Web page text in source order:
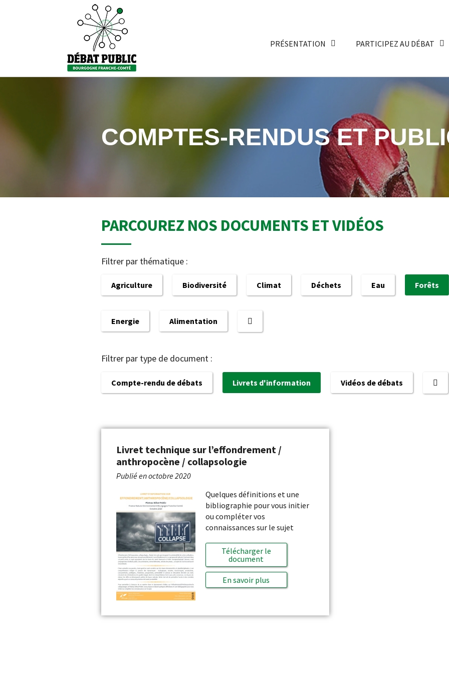
PRÉSENTATION PARTICIPEZ AU DÉBAT
COMPTES-RENDUS ET
PARCOUREZ NOS DOCUMENTS ET VIDÉOS
Filtrer par thématique :
Agriculture Biodiversité Climat Déchets Eau Forêts
Energie Alimentation
Filtrer par type de document :
Compte-rendu de débats Livrets d'information Vidéos de débats
Livret technique sur l’effondrement /
anthropocène / collapsologie
Publié enoctobre 2020
Quelques définitions et une
bibliographie pour vous initier
ou compléter vos
connaissances sur le sujet
Télécharger le
document
En savoir plus